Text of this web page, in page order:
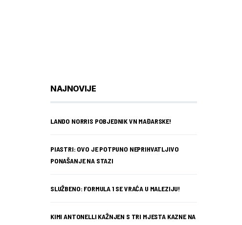
NAJNOVIJE
LANDO NORRIS POBJEDNIK VN MAĐARSKE!
PIASTRI: OVO JE POTPUNO NEPRIHVATLJIVO
PONAŠANJE NA STAZI
SLUŽBENO: FORMULA 1 SE VRAĆA U MALEZIJU!
KIMI ANTONELLI KAŽNJEN S TRI MJESTA KAZNE NA